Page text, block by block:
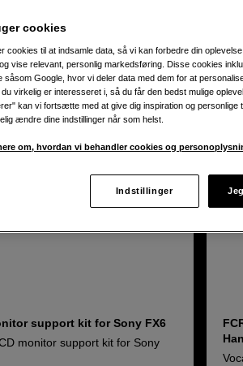
produkter
support kit for Sony FX6
monitor support kit for Sony
cookies
cookies til at indsamle data, så vi kan forbedre din
vise relevant, personlig markedsføring. Disse cookies
såsom Google, hvor vi deler data med dem for at
du virkelig er interesseret i, så du får den bedst mulige
kan vi fortsætte med at give dig inspiration og
ændre dine indstillinger når som helst.
om, hvordan vi behandler cookies og
Indstillinger